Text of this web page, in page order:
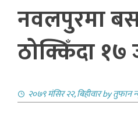
नवलपुरमा
ठोक्किँदा १७
२०७९ मंसिर २२, बिहीवारbyतुफान